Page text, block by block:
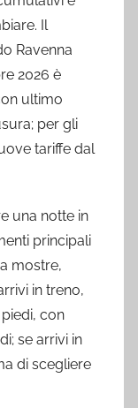
Il
Ravenna
2026 è
ultimo
per gli
tariffe dal
una notte in
principali
mostre,
in treno,
con
se arrivi in
di scegliere